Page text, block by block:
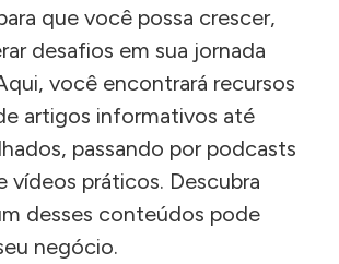
que você possa crescer,
desafios em sua jornada
você encontrará recursos
artigos informativos até
passando por podcasts
vídeos práticos. Descubra
desses conteúdos pode
negócio.